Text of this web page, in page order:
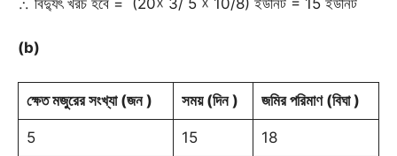
(b)
ক্ষেত মজুরের সংখ্যা(জন) সময়(দিন) জমির পরিমাণ (বিঘা )
5 15 18